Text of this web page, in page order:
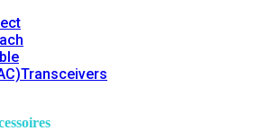
Transceivers